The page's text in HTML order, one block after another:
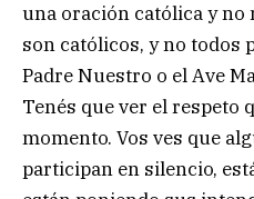
una oración católica y no
son católicos, y no todos
Padre Nuestro o el Ave
Tenés que ver el respeto
momento. Vos ves que
participan en silencio,